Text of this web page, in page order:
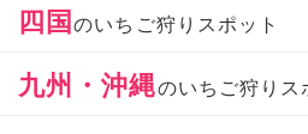
四国のいちご狩りスポット
九州・沖縄のいちご狩りス